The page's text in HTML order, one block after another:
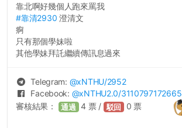
靠北啊好幾個人跑來罵我
#靠清2930 澄清文
痾
只有那個學妹啦
其他學妹拜託繼續傳訊息過來
Telegram: @xNTHU/2952
Facebook: @xNTHU2.0/
審核結果： 通過 4 票 / 駁回 0 票